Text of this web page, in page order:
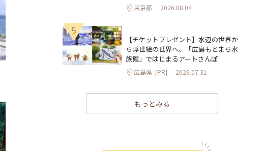
東京都 2026.08.04
5
【チケットプレゼント】水辺の世界か
ら浮世絵の世界へ。「広島もとまち水
族館」ではじまるアートさんぽ
広島県 [PR] 2026.07.31
もっとみる